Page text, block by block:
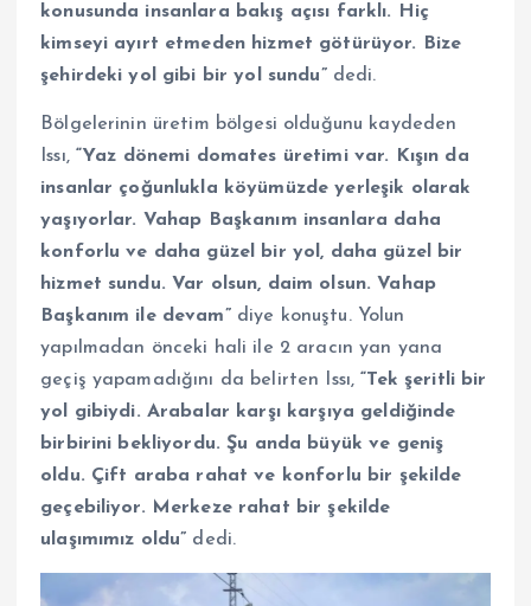
konusunda insanlara bakış açısı farklı. Hiç
kimseyi ayırt etmeden hizmet götürüyor. Bize
şehirdeki yol gibi bir yol sundu” dedi.
Bölgelerinin üretim bölgesi olduğunu kaydeden
Issı, “Yaz dönemi domates üretimi var. Kışın da
insanlar çoğunlukla köyümüzde yerleşik olarak
yaşıyorlar. Vahap Başkanım insanlara daha
konforlu ve daha güzel bir yol, daha güzel bir
hizmet sundu. Var olsun, daim olsun. Vahap
Başkanım ile devam” diye konuştu. Yolun
yapılmadan önceki hali ile 2 aracın yan yana
geçiş yapamadığını da belirten Issı,“Tek şeritli bir
yol gibiydi. Arabalar karşı karşıya geldiğinde
birbirini bekliyordu. Şu anda büyük ve geniş
oldu. Çift araba rahat ve konforlu bir şekilde
geçebiliyor. Merkeze rahat bir şekilde
ulaşımımız oldu” dedi.